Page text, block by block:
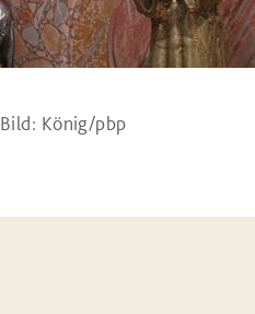
Bild: König/pbp